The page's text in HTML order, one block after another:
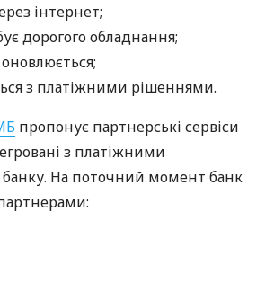
інтернет;
дорогого обладнання;
з платіжними рішеннями.
пропонує партнерські сервіси
з платіжними
На поточний момент банк